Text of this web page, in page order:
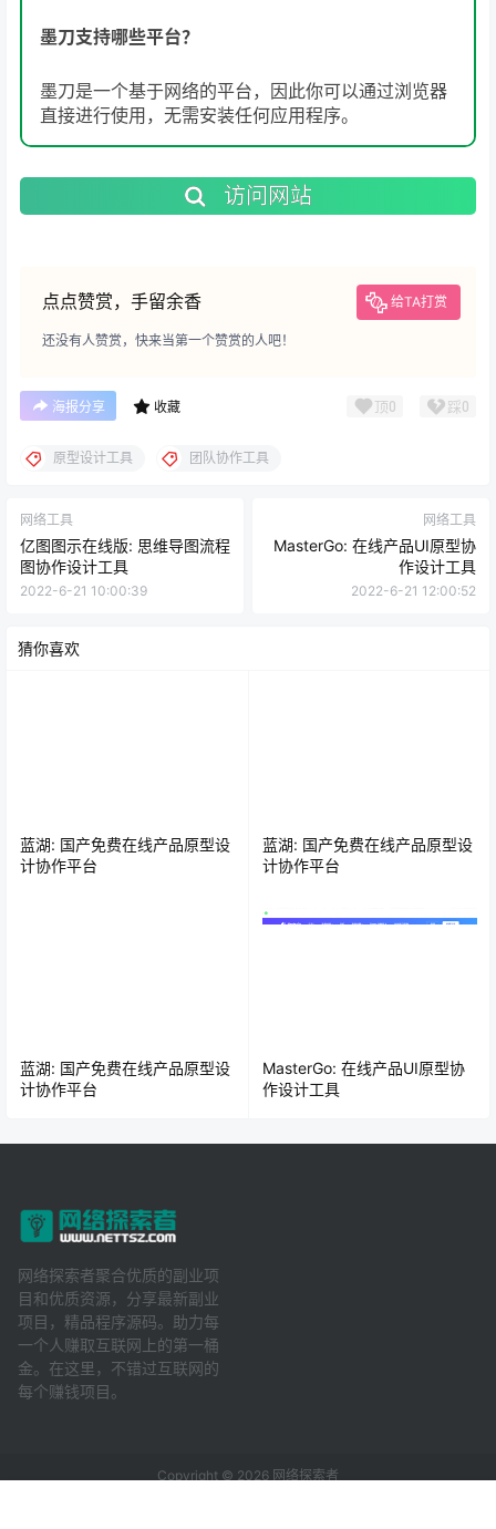
墨刀支持哪些平台？
墨刀是一个基于网络的平台，因此你可以通过浏览器
直接进行使用，无需安装任何应用程序。
访问网站
点点赞赏，手留余香 给TA打赏
还没有人赞赏，快来当第一个赞赏的人吧！
海报分享 收藏 顶0 踩0
原型设计工具 团队协作工具
网络工具
亿图图示在线版: 思维导图流程
图协作设计工具
2022-6-21 10:00:39
网络工具
MasterGo: 在线产品UI原型协
作设计工具
2022-6-21 12:00:52
猜你喜欢
蓝湖: 国产免费在线产品原型设
计协作平台
蓝湖: 国产免费在线产品原型设
计协作平台
蓝湖: 国产免费在线产品原型设
计协作平台
MasterGo: 在线产品UI原型协
作设计工具
网络探索者聚合优质的副业项
目和优质资源，分享最新副业
项目，精品程序源码。助力每
一个人赚取互联网上的第一桶
金。在这里，不错过互联网的
每个赚钱项目。
Copyright © 2026 网络探索者